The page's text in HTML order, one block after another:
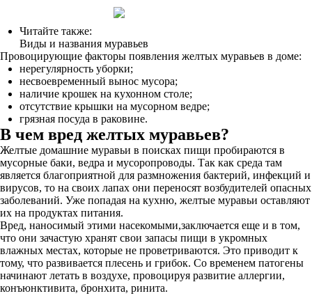
Читайте также:
Виды и названия муравьев
Провоцирующие факторы появления желтых муравьев в доме:
нерегулярность уборки;
несвоевременный вынос мусора;
наличие крошек на кухонном столе;
отсутствие крышки на мусорном ведре;
грязная посуда в раковине.
В чем вред желтых муравьев?
Желтые домашние муравьи в поисках пищи пробираются в
мусорные баки, ведра и мусоропроводы. Так как среда там
является благоприятной для размножения бактерий, инфекций и
вирусов, то на своих лапах они переносят возбудителей опасных
заболеваний. Уже попадая на кухню, желтые муравьи оставляют
их на продуктах питания.
Вред, наносимый этими насекомыми,заключается еще и в том,
что они зачастую хранят свои запасы пищи в укромных
влажных местах, которые не проветриваются. Это приводит к
тому, что развивается плесень и грибок. Со временем патогены
начинают летать в воздухе, провоцируя развитие аллергии,
конъюнктивита, бронхита, ринита.